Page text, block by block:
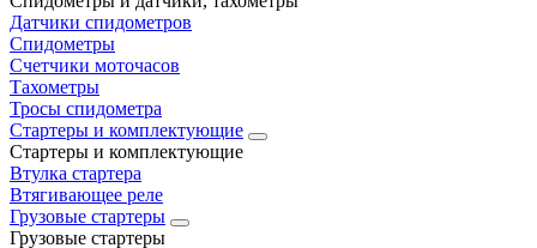
Датчики спидометров
Спидометры
Счетчики моточасов
Тахометры
Тросы спидометра
Стартеры и комплектующие
Стартеры и комплектующие
Втулка стартера
Втягивающее реле
Грузовые стартеры
Грузовые стартеры